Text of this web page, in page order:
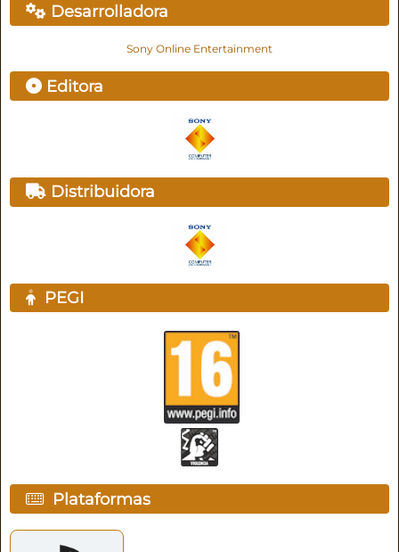
Desarrolladora
Sony Online Entertainment
Editora
Distribuidora
PEGI
Plataformas